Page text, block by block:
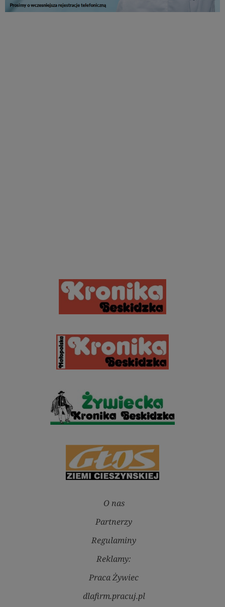
O nas
Partnerzy
Regulaminy
Reklamy:
Praca Żywiec
dlafirm.pracuj.pl